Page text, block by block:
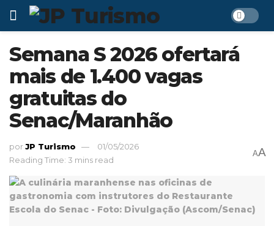
Semana S 2026 ofertará
mais de 1.400 vagas
gratuitas do
Senac/Maranhão
porJP Turismo
01/05/2026
Reading Time: 3 mins read
AA